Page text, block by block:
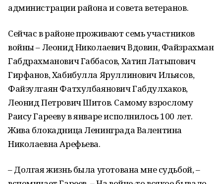
администрации района и совета ветеранов.
Сейчас в районе проживают семь участников
войны – Леонид Николаевич Вдовин, Файзрахман
Габдрахманович Габбасов, Хатип Латыпович
Гирфанов, Хабибулла Яруллинович Ильясов,
Файзулгаян Фатхулбаянович Габдулхаков,
Леонид Петрович Шитов. Самому взрослому
Раису Гарееву в январе исполнилось 100 лет.
Жива блокадница Ленинграда Валентина
Николаевна Арефьева.
– Долгая жизнь была уготована мне судьбой, –